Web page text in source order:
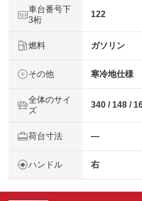
車台番号下
3桁
122
燃料 ガソリン
その他 寒冷地仕様
全体のサイ
ズ
340 / 148 /
荷台寸法 ―
ハンドル 右